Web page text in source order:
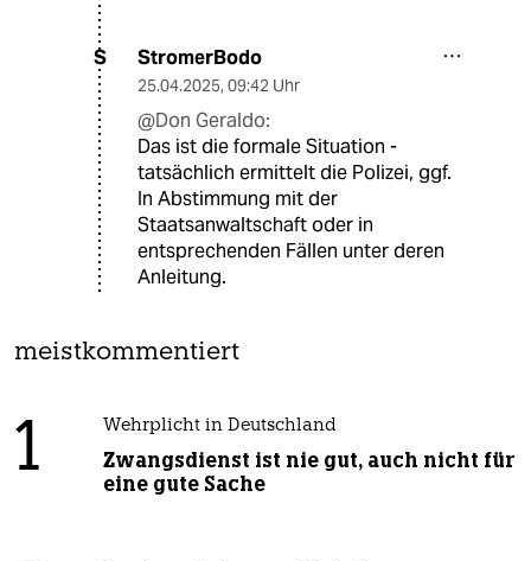
S StromerBodo
25.04.2025, 09:42 Uhr
@Don Geraldo:
Das ist die formale Situation -
tatsächlich ermittelt die Polizei, ggf.
In Abstimmung mit der
Staatsanwaltschaft oder in
entsprechenden Fällen unter deren
Anleitung.
meistkommentiert
1 Wehrplicht in Deutschland
Zwangsdienst ist nie gut, auch nicht für
eine gute Sache